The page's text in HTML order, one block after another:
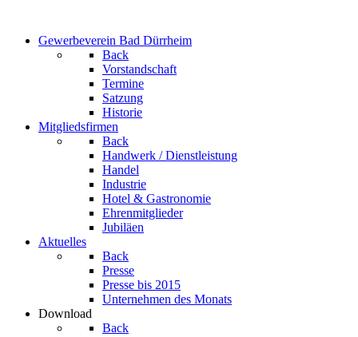
Gewerbeverein Bad Dürrheim
Back
Vorstandschaft
Termine
Satzung
Historie
Mitgliedsfirmen
Back
Handwerk / Dienstleistung
Handel
Industrie
Hotel & Gastronomie
Ehrenmitglieder
Jubiläen
Aktuelles
Back
Presse
Presse bis 2015
Unternehmen des Monats
Download
Back